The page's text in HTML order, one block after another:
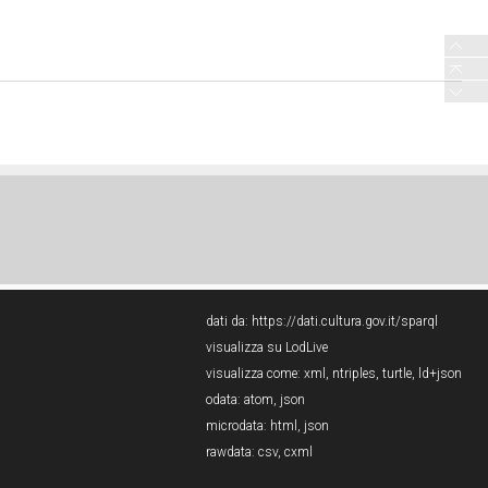
dati da: https://dati.cultura.gov.it/sparql
visualizza su LodLive
visualizza come: xml , ntriples, turtle, ld+json
odata: atom, json
microdata: html , json
rawdata: csv, cxml